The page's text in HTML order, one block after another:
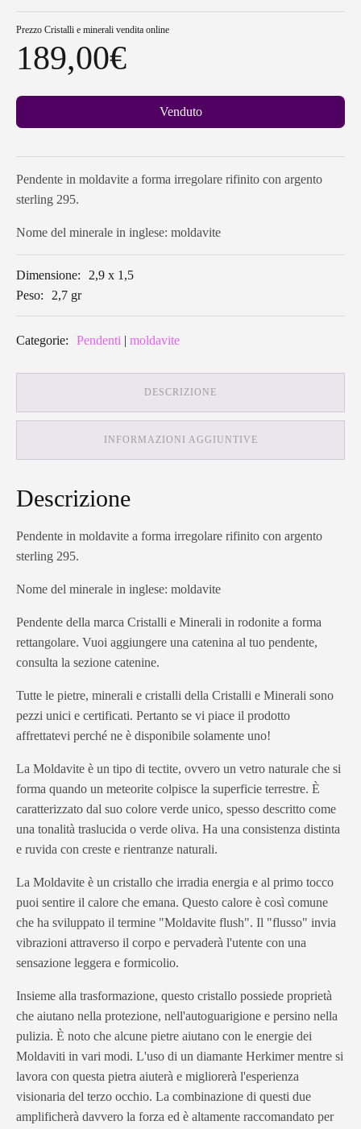
Prezzo Cristalli e minerali vendita online
189,00€
Venduto
Pendente in moldavite a forma irregolare rifinito con argento
sterling 295.
Nome del minerale in inglese: moldavite
Dimensione:
2,9 x 1,5
Peso:
2,7 gr
Categorie: Pendenti moldavite
DESCRIZIONE
INFORMAZIONI AGGIUNTIVE
Descrizione
Pendente in moldavite a forma irregolare rifinito con argento
sterling 295.
Nome del minerale in inglese: moldavite
Pendente della marca Cristalli e Minerali in rodonite a forma
rettangolare. Vuoi aggiungere una catenina al tuo pendente,
consulta la sezione catenine.
Tutte le pietre, minerali e cristalli della Cristalli e Minerali sono
pezzi unici e certificati. Pertanto se vi piace il prodotto
affrettatevi perché ne è disponibile solamente uno!
La Moldavite è un tipo di tectite, ovvero un vetro naturale che si
forma quando un meteorite colpisce la superficie terrestre. È
caratterizzato dal suo colore verde unico, spesso descritto come
una tonalità traslucida o verde oliva. Ha una consistenza distinta
e ruvida con creste e rientranze naturali.
La Moldavite è un cristallo che irradia energia e al primo tocco
puoi sentire il calore che emana. Questo calore è così comune
che ha sviluppato il termine "Moldavite flush". Il "flusso" invia
vibrazioni attraverso il corpo e pervaderà l'utente con una
sensazione leggera e formicolio.
Insieme alla trasformazione, questo cristallo possiede proprietà
che aiutano nella protezione, nell'autoguarigione e persino nella
pulizia. È noto che alcune pietre aiutano con le energie dei
Moldaviti in vari modi. L'uso di un diamante Herkimer mentre si
lavora con questa pietra aiuterà e migliorerà l'esperienza
visionaria del terzo occhio. La combinazione di questi due
amplificherà davvero la forza ed è altamente raccomandato per